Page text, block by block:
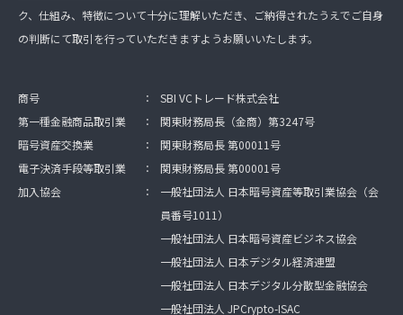
ク、仕組み、特徴について十分に理解いただき、ご納得されたうえでご自身
の判断にて取引を行っていただきますようお願いいたします。
商号 ：
SBI VCトレード株式会社
第一種金融商品取引業
：
関東財務局長（金商）第3247号
暗号資産交換業
：
関東財務局長 第00011号
電子決済手段等取引業
：
関東財務局長 第00001号
加入協会
：
一般社団法人 日本暗号資産等取引業協会（会
員番号1011）
一般社団法人 日本暗号資産ビジネス協会
一般社団法人 日本デジタル経済連盟
一般社団法人 日本デジタル分散型金融協会
一般社団法人 JPCrypto-ISAC